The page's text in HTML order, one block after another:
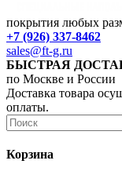
покрытия любых
+7 (926) 337-8462
sales@ft-g.ru
БЫСТРАЯ
по Москве и России
Доставка товара
оплаты.
Корзина